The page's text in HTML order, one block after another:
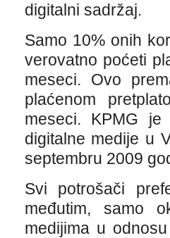
digitalni sadržaj.
Samo 10% onih
verovatno poćeti
meseci. Ovo
plaćenom
meseci. KPMG
digitalne medije u
septembru 2009
Svi potrošači
međutim, samo
medijima u